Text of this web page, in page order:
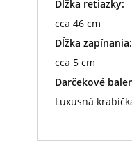
Dĺžka retiazky:
cca 46 cm
Dĺžka zapínania:
cca 5 cm
Darčekové
Luxusná